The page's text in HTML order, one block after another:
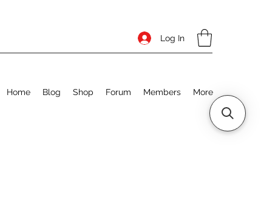
Log In
Home Blog Shop Forum Members More